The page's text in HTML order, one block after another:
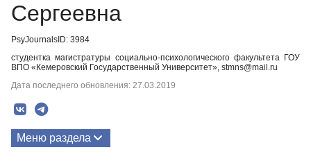
Сергеевна
PsyJournalsID: 3984
студентка магистратуры социально-психологического факультета ГОУ
ВПО «Кемеровский Государственный Университет», stmns@mail.ru
Дата последнего обновления: 27.03.2019
Меню раздела